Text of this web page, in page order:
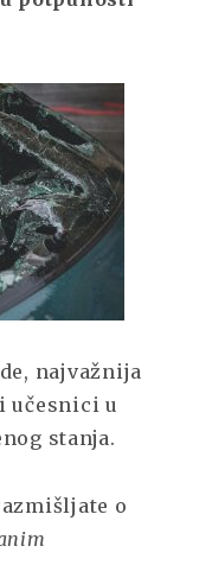
najvažnija
učesnici u
stanja.
o